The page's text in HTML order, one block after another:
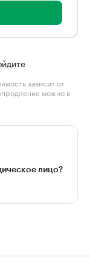
зависит от
можно в
лицо?